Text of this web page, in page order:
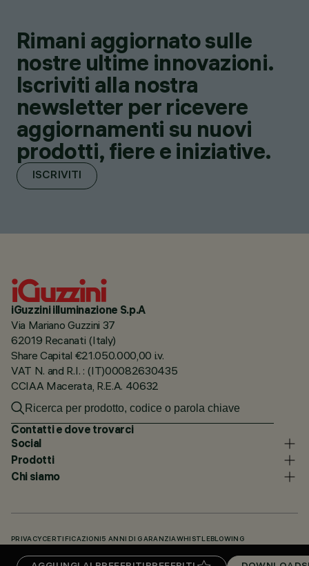
Rimani aggiornato sulle
nostre ultime innovazioni.
Iscriviti alla nostra
newsletter per ricevere
aggiornamenti su nuovi
prodotti, fiere e iniziative.
ISCRIVITI
iGuzzini illuminazione S.p.A
Via Mariano Guzzini 37
62019 Recanati (Italy)
Share Capital €21.050.000,00 i.v.
VAT N. and R.I. : (IT)00082630435
CCIAA Macerata, R.E.A. 40632
Contatti e dove trovarci
Social
Prodotti
Chi siamo
PRIVACY CERTIFICAZIONI 5 ANNI DI GARANZIAWHISTLEBLOWING